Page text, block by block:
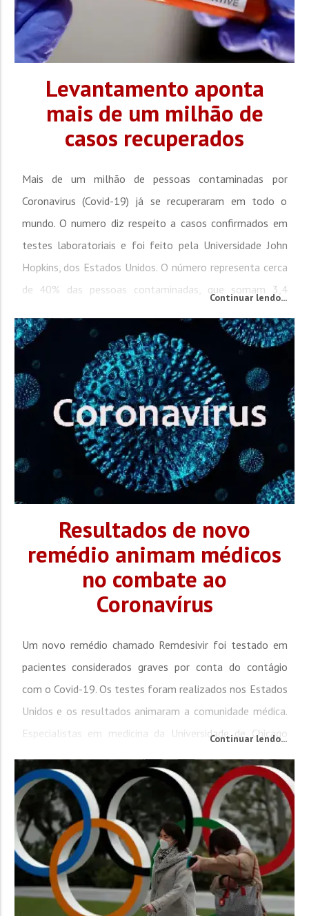
Levantamento aponta
mais de um milhão de
casos recuperados
Mais de um milhão de pessoas contaminadas por
Coronavirus (Covid-19) já se recuperaram em todo o
mundo. O numero diz respeito a casos confirmados em
testes laboratoriais e foi feito pela Universidade John
Hopkins, dos Estados Unidos. O número representa cerca
de 40% das pessoas contaminadas, que somam 3,4
casos, totalizando 1,6 milhão de infectados. O país
Continuar lendo...
Resultados de novo
remédio animam médicos
no combate ao
Coronavírus
Um novo remédio chamado Remdesivir foi testado em
pacientes considerados graves por conta do contágio
com o Covid-19. Os testes foram realizados nos Estados
Unidos e os resultados animaram a comunidade médica.
Especialistas em medicina da Universidade de Chicago
pelo Coronoavírus. Destas, 113 se enquadraram em
casos mais graves. Os médicos aplicaram doses diárias do
medicamento e a maioria,...
Continuar lendo...